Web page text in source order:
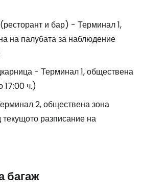
и бар) - Терминал 1,
на палубата за наблюдение
- Терминал 1, обществена
17:00 ч.)
2, обществена зона
разписание на
багаж